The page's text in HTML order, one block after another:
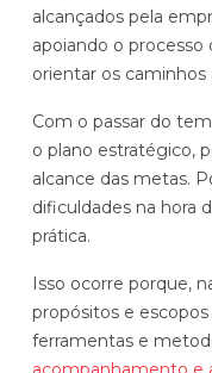
alcançados pela
apoiando o
orientar os caminhos
Com o passar do
o plano estratégico,
alcance das metas.
dificuldades na hora
prática.
Isso ocorre porque,
propósitos e
ferramentas e